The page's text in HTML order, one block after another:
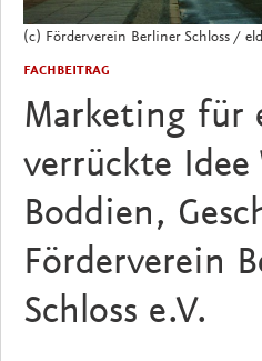
(c) Förderverein Berliner Schloss /
FACHBEITRAG
Marketing für
verrückte
Boddien,
Förderverein
Schloss e.V.